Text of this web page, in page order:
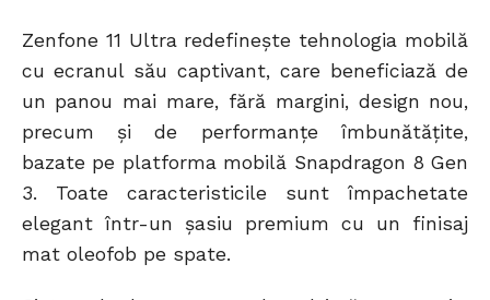
Zenfone 11 Ultra redefinește tehnologia mobilă
cu ecranul său captivant, care beneficiază de
un panou mai mare, fără margini, design nou,
precum și de performanțe îmbunătățite,
bazate pe platforma mobilă Snapdragon 8 Gen
3. Toate caracteristicile sunt împachetate
elegant într-un șasiu premium cu un finisaj
mat oleofob pe spate.